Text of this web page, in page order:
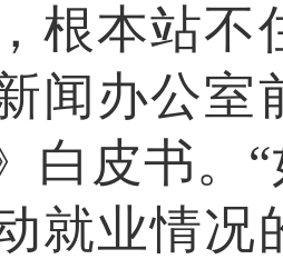
根本站不
闻办公室
白皮书。
就业情况